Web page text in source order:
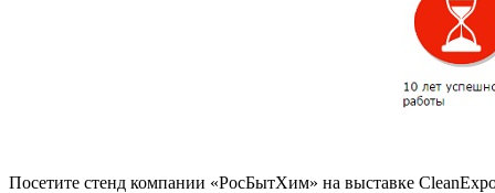
Посетите стенд компании «РосБытХим» на выставке